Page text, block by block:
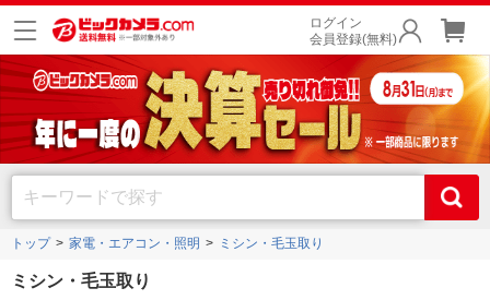
ログイン
会員登録(無料)
トップ 家電・エアコン・照明 ミシン・毛玉取り
ミシン・毛玉取り